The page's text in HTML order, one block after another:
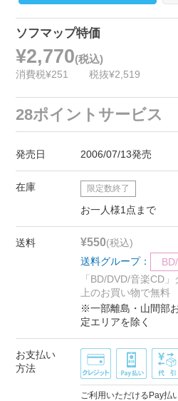
ソフマップ特価
¥2,770(税込)
消費税¥251 税抜¥2,519
28ポイントサービス
発売日 2006/07/13発売
在庫 限定数終了
お一人様1点まで
送料 ¥550(税込)
送料グループ：
「BD/DVD/音楽CD
上のお買い物で無料
※一部離島・山間部
定エリアを除く
お支払い
方法
ご利用いただけるPay払